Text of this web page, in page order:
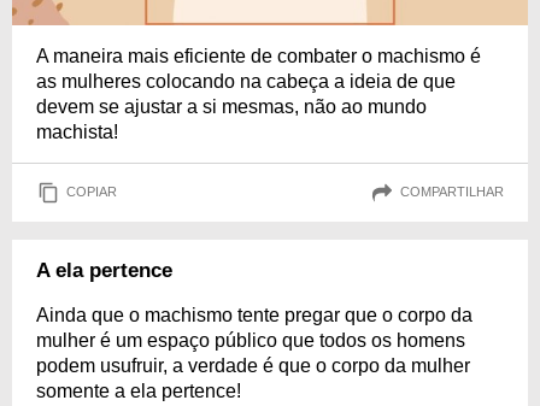
A maneira mais eficiente de combater o machismo é
as mulheres colocando na cabeça a ideia de que
devem se ajustar a si mesmas, não ao mundo
machista!
COPIAR COMPARTILHAR
A ela pertence
Ainda que o machismo tente pregar que o corpo da
mulher é um espaço público que todos os homens
podem usufruir, a verdade é que o corpo da mulher
somente a ela pertence!